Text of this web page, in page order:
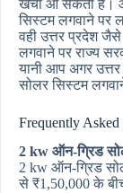
खर्चा आ सकता है।
सिस्टम लगवाने पर
वही उत्तर प्रदेश
लगवाने पर राज्य
यानी आप अगर
सोलर सिस्टम
Frequently Asked
2 kw ऑन-ग्रिड
2 kw ऑन-ग्रिड
से ₹1,50,000 के